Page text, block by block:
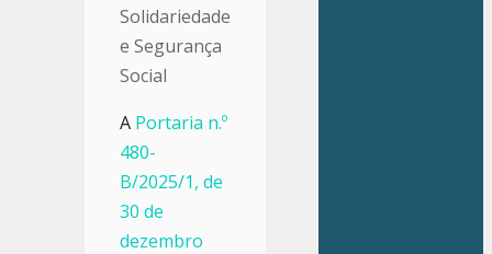
Solidariedade
e Segurança
Social
A Portaria n.º
480-
B/2025/1, de
30 de
dezembro